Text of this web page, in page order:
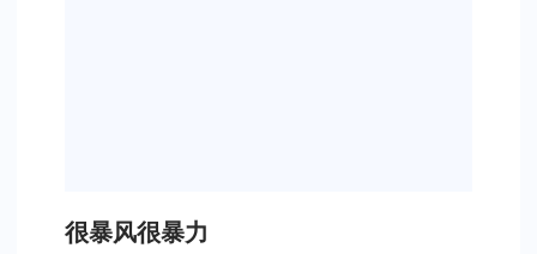
很暴风很暴力